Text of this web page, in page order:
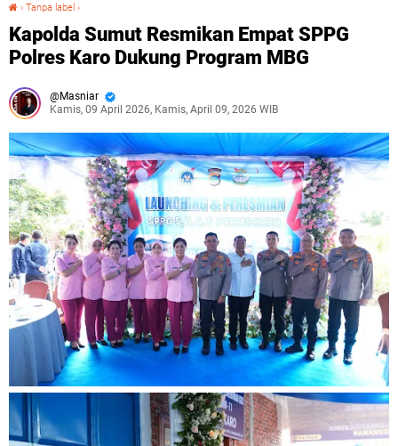
› Tanpa label ›
Kapolda Sumut Resmikan Empat SPPG
Polres Karo Dukung Program MBG
Masniar
Kamis, 09 April 2026, Kamis, April 09, 2026 WIB